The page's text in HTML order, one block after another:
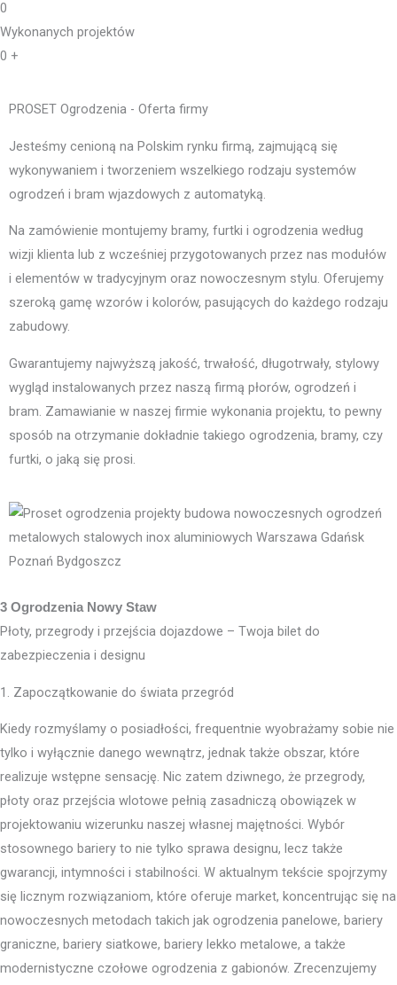
0
Wykonanych projektów
0 +
PROSET Ogrodzenia - Oferta firmy
Jesteśmy cenioną na Polskim rynku firmą, zajmującą się
wykonywaniem i tworzeniem wszelkiego rodzaju systemów
ogrodzeń i bram wjazdowych z automatyką.
Na zamówienie montujemy bramy, furtki i ogrodzenia według
wizji klienta lub z wcześniej przygotowanych przez nas modułów
i elementów w tradycyjnym oraz nowoczesnym stylu. Oferujemy
szeroką gamę wzorów i kolorów, pasujących do każdego rodzaju
zabudowy.
Gwarantujemy najwyższą jakość, trwałość, długotrwały, stylowy
wygląd instalowanych przez naszą firmą płorów, ogrodzeń i
bram. Zamawianie w naszej firmie wykonania projektu, to pewny
sposób na otrzymanie dokładnie takiego ogrodzenia, bramy, czy
furtki, o jaką się prosi.
3 Ogrodzenia Nowy Staw
Płoty, przegrody i przejścia dojazdowe – Twoja bilet do
zabezpieczenia i designu
1. Zapoczątkowanie do świata przegród
Kiedy rozmyślamy o posiadłości, frequentnie wyobrażamy sobie nie
tylko i wyłącznie danego wewnątrz, jednak także obszar, które
realizuje wstępne sensację. Nic zatem dziwnego, że przegrody,
płoty oraz przejścia wlotowe pełnią zasadniczą obowiązek w
projektowaniu wizerunku naszej własnej majętności. Wybór
stosownego bariery to nie tylko sprawa designu, lecz także
gwarancji, intymności i stabilności. W aktualnym tekście spojrzymy
się licznym rozwiązaniom, które oferuje market, koncentrując się na
nowoczesnych metodach takich jak ogrodzenia panelowe, bariery
graniczne, bariery siatkowe, bariery lekko metalowe, a także
modernistyczne czołowe ogrodzenia z gabionów. Zrecenzujemy